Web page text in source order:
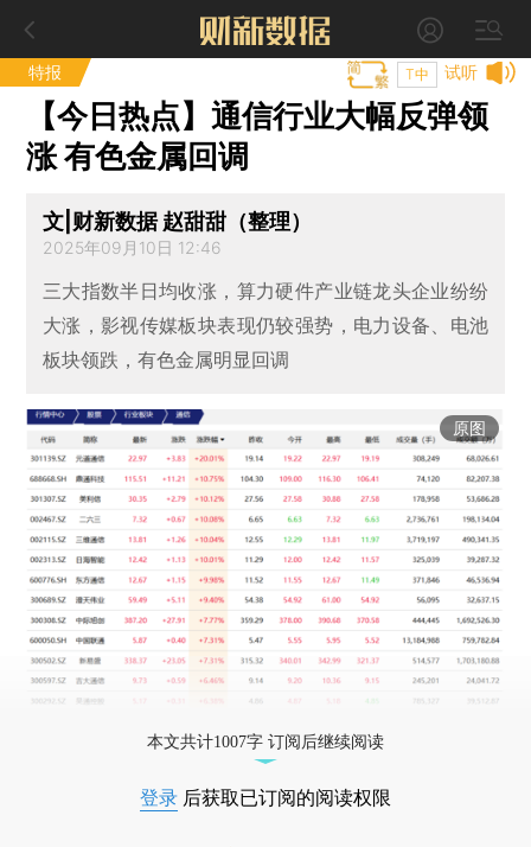
特报 试听
T中
【今日热点】通信行业大幅反弹领
涨 有色金属回调
文|财新数据 赵甜甜（整理）
2025年09月10日 12:46
三大指数半日均收涨，算力硬件产业链龙头企业纷纷
大涨，影视传媒板块表现仍较强势，电力设备、电池
板块领跌，有色金属明显回调
原图
本文共计1007字 订阅后继续阅读
登录 后获取已订阅的阅读权限